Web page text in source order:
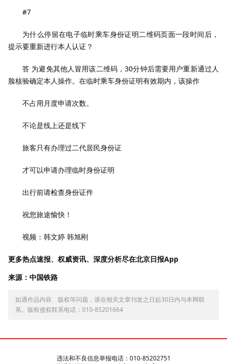
#7
为什么停留在电子临时乘车身份证明二维码页面一段时间后，
提示要重新进行本人认证？
答 为避免其他人冒用该二维码，30分钟后需要用户重新通过人
脸核验确定本人操作。在临时乘车身份证明有效期内，该操作
不占用月度申请次数。
不论是线上还是线下
旅客只有办理过二代居民身份证
才可以申请办理临时身份证明
出行前请检查身份证件
祝您旅途愉快！
视频：韩文婷 韩旭刚
更多热点速报、权威资讯、深度分析尽在北京日报App
来源：中国铁路
如遇作品内容、版权等问题，请在相关文章刊发之日起30日内与本网联
系。版权侵权联系电话：010-85201664
违法和不良信息举报电话：010-85202751